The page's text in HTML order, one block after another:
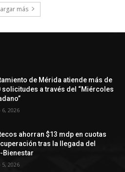
más
de Mérida atiende más de
solicitudes a través del “Miércoles
2026
ahorran $13 mdp en cuotas
tras la llegada del
Bienestar
2026